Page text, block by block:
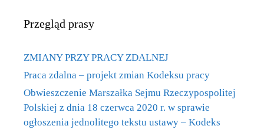
Przegląd prasy
ZMIANY PRZY PRACY ZDALNEJ
Praca zdalna – projekt zmian Kodeksu pracy
Obwieszczenie Marszałka Sejmu Rzeczypospolitej
Polskiej z dnia 18 czerwca 2020 r. w sprawie
ogłoszenia jednolitego tekstu ustawy – Kodeks